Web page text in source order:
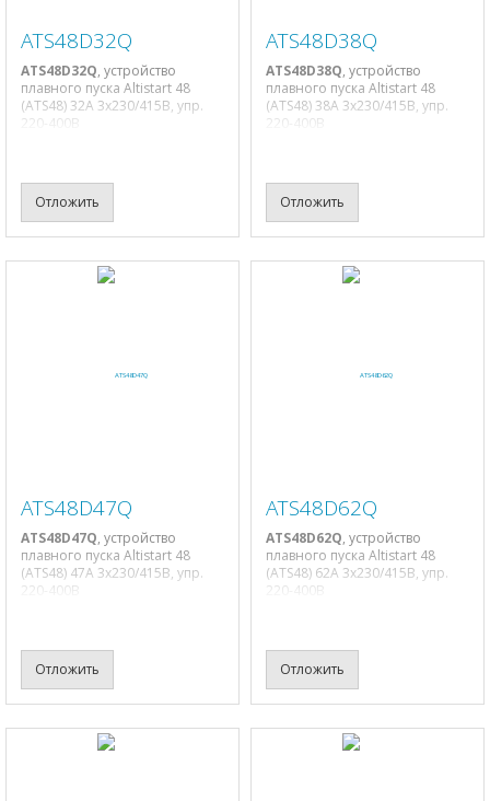
ATS48D32Q
ATS48D32Q, устройство
плавного пуска Altistart 48
(ATS48) 32A 3х230/415В, упр.
220-400В
Отложить
ATS48D38Q
ATS48D38Q, устройство
плавного пуска Altistart 48
(ATS48) 38A 3х230/415В, упр.
220-400В
Отложить
ATS48D47Q
ATS48D47Q, устройство
плавного пуска Altistart 48
(ATS48) 47A 3х230/415В, упр.
220-400В
Отложить
ATS48D62Q
ATS48D62Q, устройство
плавного пуска Altistart 48
(ATS48) 62A 3х230/415В, упр.
220-400В
Отложить